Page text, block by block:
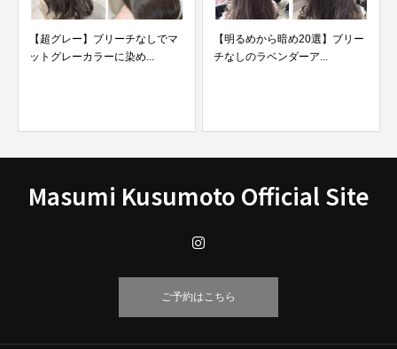
【超グレー】ブリーチなしでマ
ットグレーカラーに染め...
【明るめから暗め20選】ブリー
チなしのラベンダーア...
Masumi Kusumoto Official Site
ご予約はこちら